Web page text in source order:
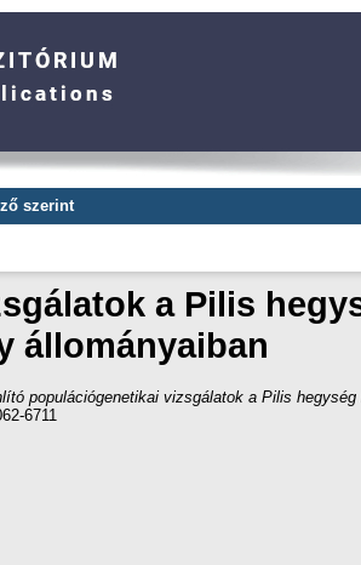
szerint
a Pilis
állományaiban
populációgenetikai vizsgálatok a Pilis
6711